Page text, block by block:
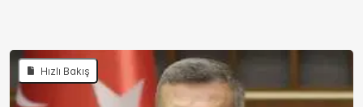
Hızlı Bakış